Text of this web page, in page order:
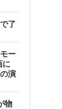
了
ー
に
演
物